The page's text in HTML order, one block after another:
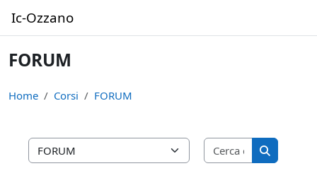
Ic-Ozzano
FORUM
Home Corsi FORUM
Categorie di corso
Cerca corsi
Cerca corsi